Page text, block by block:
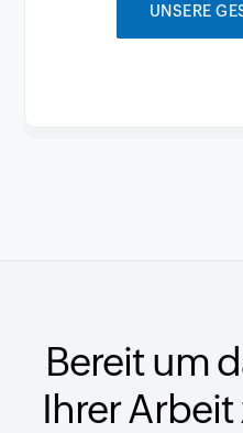
UNSERE
Bereit um
Ihrer